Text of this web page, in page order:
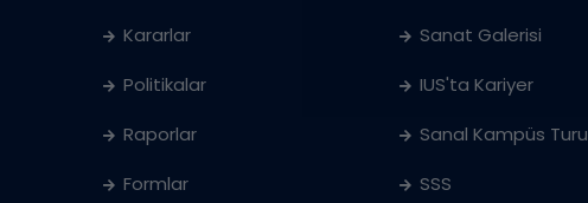
Kararlar
Politikalar
Raporlar
Formlar
Sanat Galerisi
IUS'ta Kariyer
Sanal Kampüs Turu
SSS